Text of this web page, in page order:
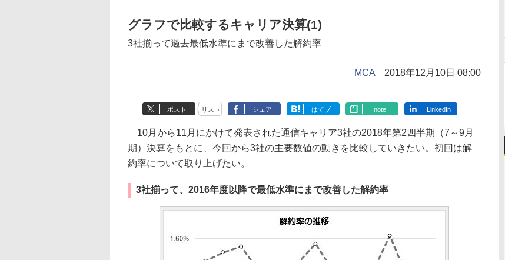
グラフで比較するキャリア決算(1)
3社揃って過去最低水準にまで改善した解約率
MCA 2018年12月10日 08:00
ポスト リスト シェア はてブ note LinkedIn
10月から11月にかけて発表された通信キャリア3社の2018年第2四半期（7～9月
期）決算をもとに、今回から3社の主要数値の動きを比較していきたい。初回は解
約率について取り上げたい。
3社揃って、2016年度以降で最低水準にまで改善した解約率